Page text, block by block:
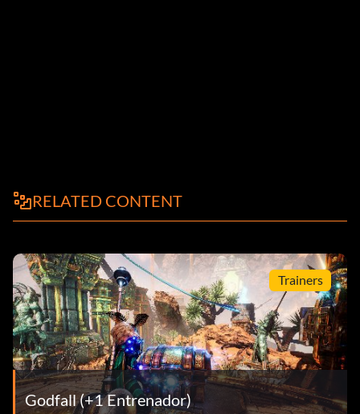
RELATED CONTENT
Trainers
Godfall (+1 Entrenador)